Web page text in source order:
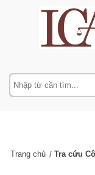
Trang chủ Tra cứu